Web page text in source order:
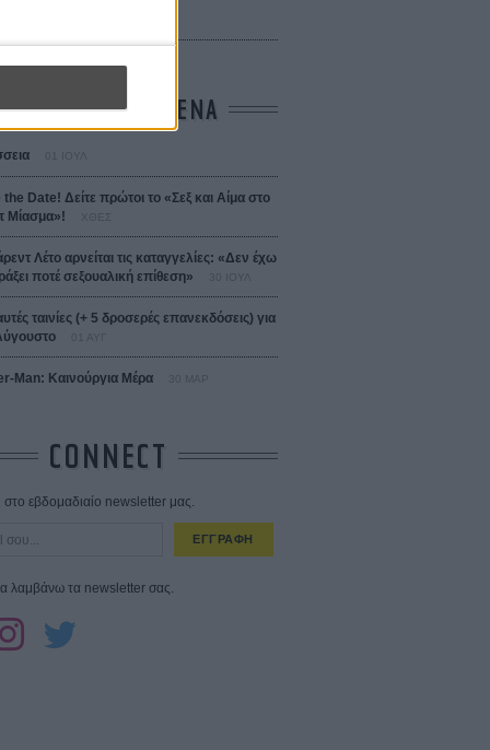
ΠΙΟ ΔΙΑΒΑΣΜΕΝΑ
the Date! Δείτε πρώτοι το «Σεξ και Αίμα στο
Μίασμα»!
ΧΘΕΣ
Λέτο αρνείται τις καταγγελίες: «Δεν έχω
ποτέ σεξουαλική επίθεση»
ταινίες (+ 5 δροσερές επανεκδόσεις) για
Man: Καινούργια Μέρα 30 ΜΑΡ
CONNECT
εβδομαδιαίο newsletter μας.
ΕΓΓΡΑΦΗ
λαμβάνω τα newsletter σας.